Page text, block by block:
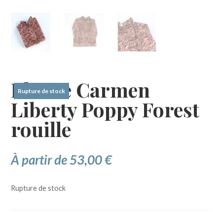
Blouse Carmen
Liberty Poppy Forest
rouille
À partir de53,00€
Rupture de stock
Rupture de stock